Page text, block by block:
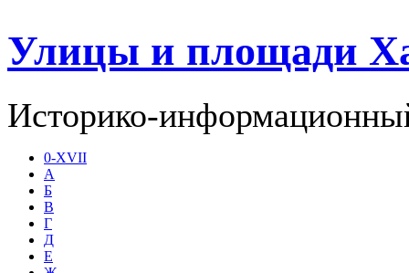
Улицы и площади
Историко-
0-XVII
А
Б
В
Г
Д
Е